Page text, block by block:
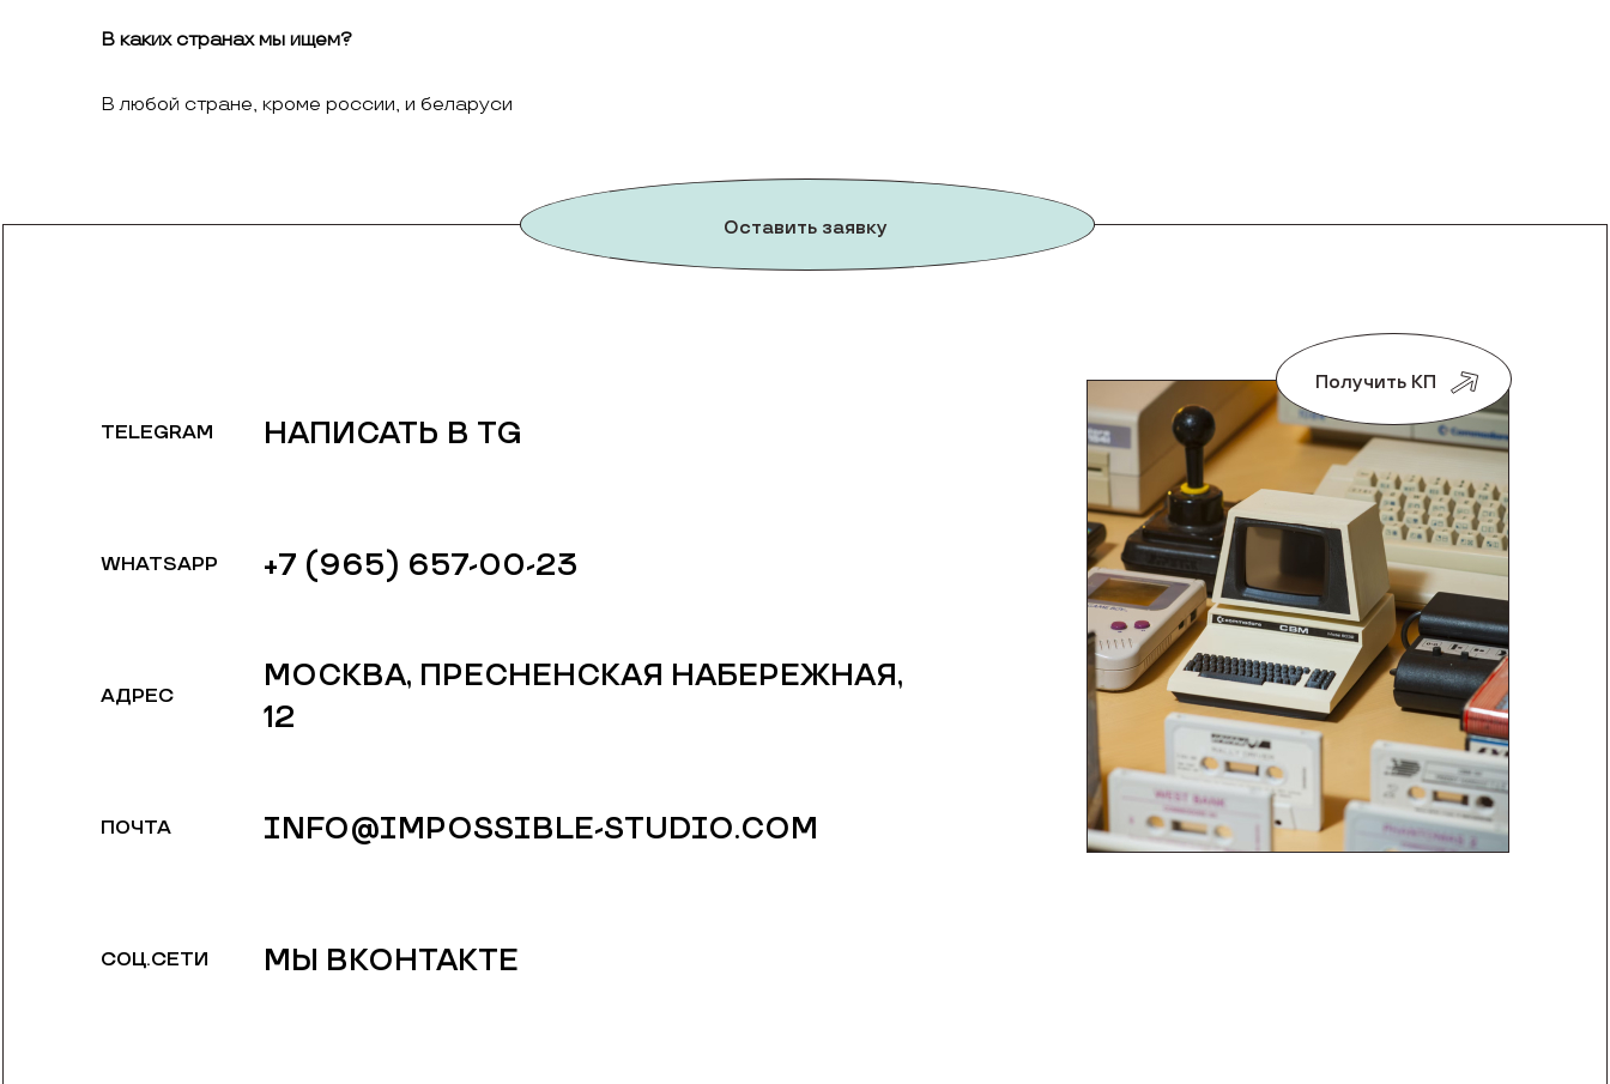
В каких странах мы ищем?
В любой стране, кроме россии, и беларуси
Оставить заявку
TELEGRAM
WHATSAPP
АДРЕС
ПОЧТА
СОЦ.СЕТИ
НАПИСАТЬ В TG
+7 (965) 657-00-23
МОСКВА, ​ПРЕСНЕНСКАЯ НАБЕРЕЖНАЯ,
12
INFO@IMPOSSIBLE-STUDIO.COM
МЫ ВКОНТАКТЕ
Получить КП